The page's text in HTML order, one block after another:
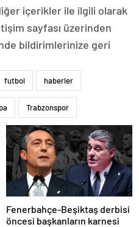
içerikler ile ilgili olarak
sayfası üzerinden
bildirimlerinize geri
futbol haberler
Trabzonspor
Fenerbahçe-Beşiktaş derbisi
öncesi başkanların karnesi